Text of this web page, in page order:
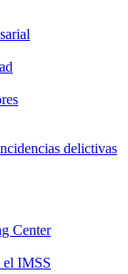
delictivas
Center
el IMSS